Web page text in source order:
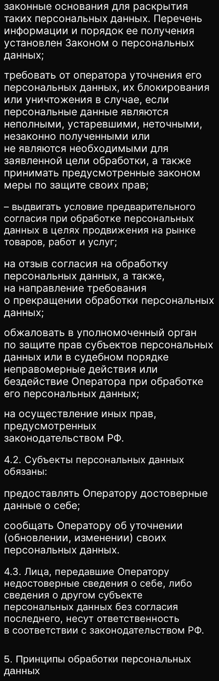
законные основания для раскрытия
таких персональных данных. Перечень
информации и порядок ее получения
установлен Законом о персональных
данных;
требовать от оператора уточнения его
персональных данных, их блокирования
или уничтожения в случае, если
персональные данные являются
неполными, устаревшими, неточными,
незаконно полученными или
не являются необходимыми для
заявленной цели обработки, а также
принимать предусмотренные законом
меры по защите своих прав;
– выдвигать условие предварительного
согласия при обработке персональных
данных в целях продвижения на рынке
товаров, работ и услуг;
на отзыв согласия на обработку
персональных данных, а также,
на направление требования
о прекращении обработки персональных
данных;
обжаловать в уполномоченный орган
по защите прав субъектов персональных
данных или в судебном порядке
неправомерные действия или
бездействие Оператора при обработке
его персональных данных;
на осуществление иных прав,
предусмотренных
законодательством РФ.
4.2. Субъекты персональных данных
обязаны:
предоставлять Оператору достоверные
данные о себе;
сообщать Оператору об уточнении
(обновлении, изменении) своих
персональных данных.
4.3. Лица, передавшие Оператору
недостоверные сведения о себе, либо
сведения о другом субъекте
персональных данных без согласия
последнего, несут ответственность
в соответствии с законодательством РФ.
5. Принципы обработки персональных
данных